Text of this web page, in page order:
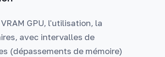
GPU, l'utilisation, la
avec intervalles de
(dépassements de mémoire)